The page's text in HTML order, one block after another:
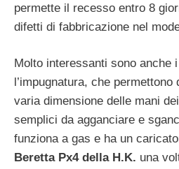
permette il recesso entro 8
difetti di fabbricazione nel
Molto interessanti sono anche i
l’impugnatura, che
varia dimensione delle mani
semplici da agganciare e
funziona a gas e ha un
Beretta Px4 della H.K. una